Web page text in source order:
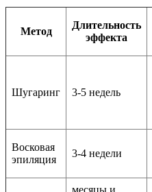
Метод
Длительность
эффекта
Шугаринг 3-5 недель
Восковая
эпиляция
3-4 недели
месяцы и